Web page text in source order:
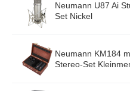
Neumann U87 Ai
Set Nickel
Neumann KM184
Stereo-Set